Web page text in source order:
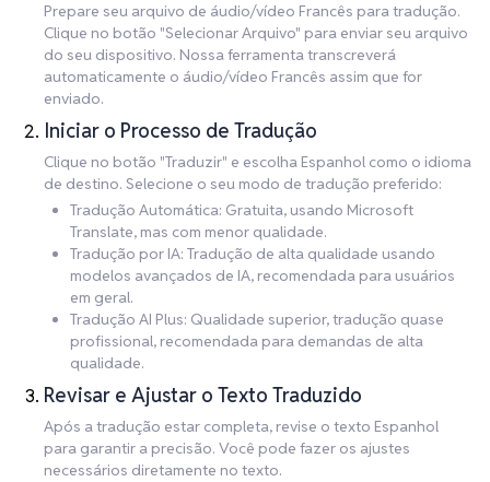
Prepare seu arquivo de áudio/vídeo Francês para tradução.
Clique no botão "Selecionar Arquivo" para enviar seu arquivo
do seu dispositivo. Nossa ferramenta transcreverá
automaticamente o áudio/vídeo Francês assim que for
enviado.
Iniciar o Processo de Tradução
Clique no botão "Traduzir" e escolha Espanhol como o idioma
de destino. Selecione o seu modo de tradução preferido:
Tradução Automática: Gratuita, usando Microsoft
Translate, mas com menor qualidade.
Tradução por IA: Tradução de alta qualidade usando
modelos avançados de IA, recomendada para usuários
em geral.
Tradução AI Plus: Qualidade superior, tradução quase
profissional, recomendada para demandas de alta
qualidade.
Revisar e Ajustar o Texto Traduzido
Após a tradução estar completa, revise o texto Espanhol
para garantir a precisão. Você pode fazer os ajustes
necessários diretamente no texto.